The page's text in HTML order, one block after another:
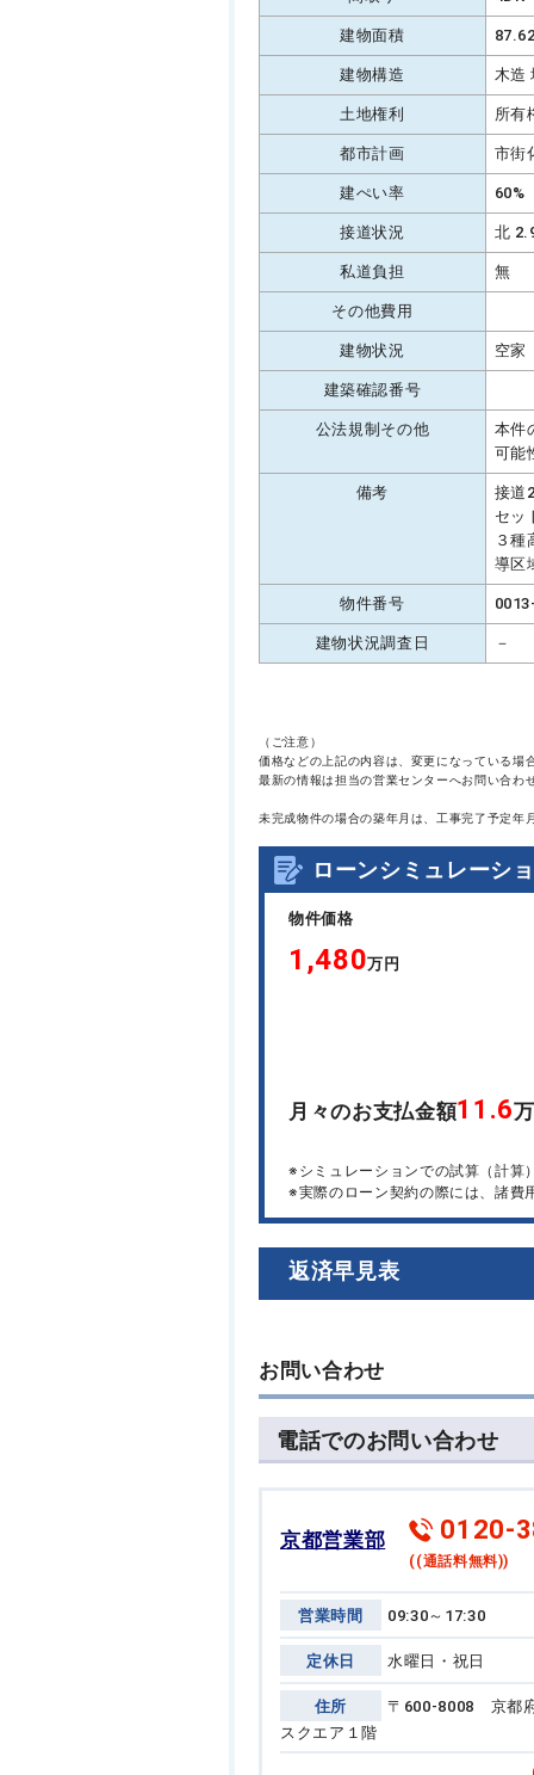
建物面積
建物構造 木造
土地権利 所有
都市計画 市街
建ぺい率 60%
接道状況 北
私道負担 無
その他費用
建物状況 空家
建築確認番号
公法規制その他
本件
可能
備考
接道
セ
３種
導区
物件番号
建物状況調査日 －
（ご注意）
価格などの上記の内容は、変更になっている場
最新の情報は担当の営業センターへお問い合わ
未完成物件の場合の築年月は、工事完了予定年
ローンシミュレーシ
物件価格
1,480万円
月々のお支払金額11.6
※シミュレーションでの試算（計算
※実際のローン契約の際には、諸費
返済早見表
お問い合わせ
電話でのお問い合わせ
京都営業部 0120-
((通話料無料))
営業時間 09:30～17:30
定休日 水曜日・祝日
住所
〒600-8008 京都
スクエア１階